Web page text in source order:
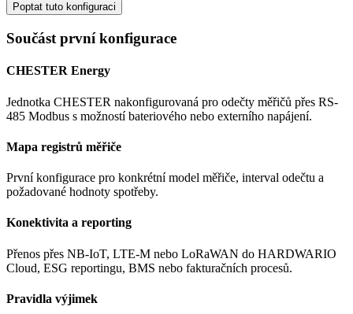
Poptat tuto konfiguraci
Součást první konfigurace
CHESTER Energy
Jednotka CHESTER nakonfigurovaná pro odečty měřičů přes RS-
485 Modbus s možností bateriového nebo externího napájení.
Mapa registrů měřiče
První konfigurace pro konkrétní model měřiče, interval odečtu a
požadované hodnoty spotřeby.
Konektivita a reporting
Přenos přes NB-IoT, LTE-M nebo LoRaWAN do HARDWARIO
Cloud, ESG reportingu, BMS nebo fakturačních procesů.
Pravidla výjimek